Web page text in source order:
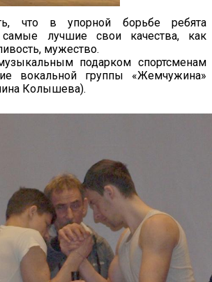
что в упорной борьбе ребята
самые лучшие свои качества, как
мужество.
подарком спортсменам
вокальной группы «Жемчужина»
Колышева).